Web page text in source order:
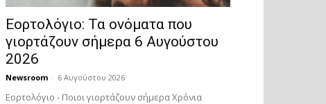
Εορτολόγιο: Τα ονόματα που
γιορτάζουν σήμερα 6 Αυγούστου
2026
Newsroom - 6 Αυγούστου 2026
Εορτολόγιο - Ποιοι γιορτάζουν σήμερα Χρόνια